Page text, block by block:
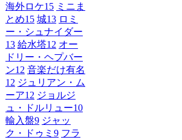
海外ロケ15 ミニま
とめ15 城13 ロミ
ー・シュナイダー
13 給水塔12 オー
ドリー・ヘプバー
ン12 音楽だけ有名
12 ジュリアン・ム
ーア12 ジョルジ
ュ・ドルリュー10
輸入盤9 ジャッ
ク・ドゥミ 9 フラ